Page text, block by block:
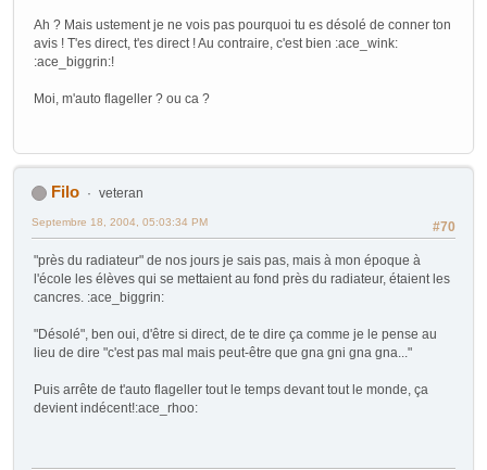
Ah ? Mais ustement je ne vois pas pourquoi tu es désolé de conner ton
avis ! T'es direct, t'es direct ! Au contraire, c'est bien :ace_wink:
:ace_biggrin:!
Moi, m'auto flageller ? ou ca ?
Filo veteran
#70
Septembre 18, 2004, 05:03:34 PM
"près du radiateur" de nos jours je sais pas, mais à mon époque à
l'école les élèves qui se mettaient au fond près du radiateur, étaient les
cancres. :ace_biggrin:
"Désolé", ben oui, d'être si direct, de te dire ça comme je le pense au
lieu de dire "c'est pas mal mais peut-être que gna gni gna gna..."
Puis arrête de t'auto flageller tout le temps devant tout le monde, ça
devient indécent!:ace_rhoo: